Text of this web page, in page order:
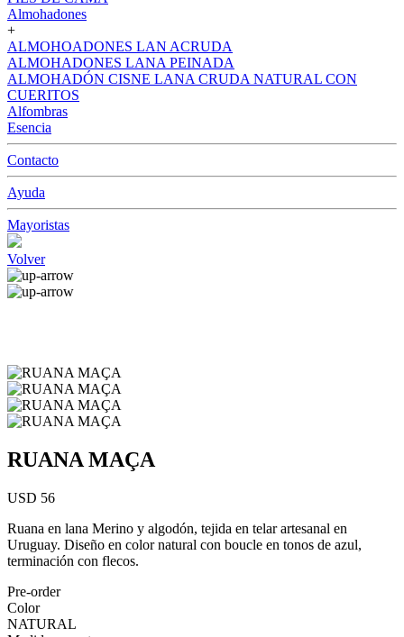
Almohadones
+
ALMOHOADONES LAN ACRUDA
ALMOHADONES LANA PEINADA
ALMOHADÓN CISNE LANA CRUDA NATURAL CON
CUERITOS
Alfombras
Esencia
Contacto
Ayuda
Mayoristas
Volver
RUANA MAÇA
USD 56
Ruana en lana Merino y algodón, tejida en telar artesanal en
Uruguay. Diseño en color natural con boucle en tonos de azul,
terminación con flecos.
Pre-order
Color
NATURAL